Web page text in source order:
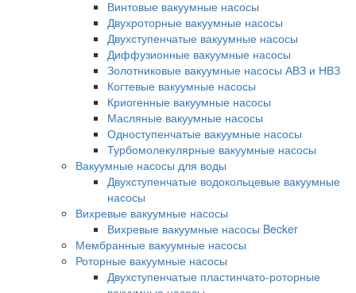
Винтовые вакуумные насосы
Двухроторные вакуумные насосы
Двухступенчатые вакуумные насосы
Диффузионные вакуумные насосы
Золотниковые вакуумные насосы АВЗ и НВЗ
Когтевые вакуумные насосы
Криогенные вакуумные насосы
Масляные вакуумные насосы
Одноступенчатые вакуумные насосы
Турбомолекулярные вакуумные насосы
Вакуумные насосы для воды
Двухступенчатые водокольцевые вакуумные
насосы
Вихревые вакуумные насосы
Вихревые вакуумные насосы Becker
Мембранные вакуумные насосы
Роторные вакуумные насосы
Двухступенчатые пластинчато-роторные